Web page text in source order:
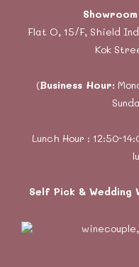
Flat O, 15/F, Shield
Kok
(Business Hour:
Lunch Hour : 12:50-
Self Pick & Wedding